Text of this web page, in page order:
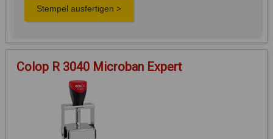
Colop R 3040 Microban Expert